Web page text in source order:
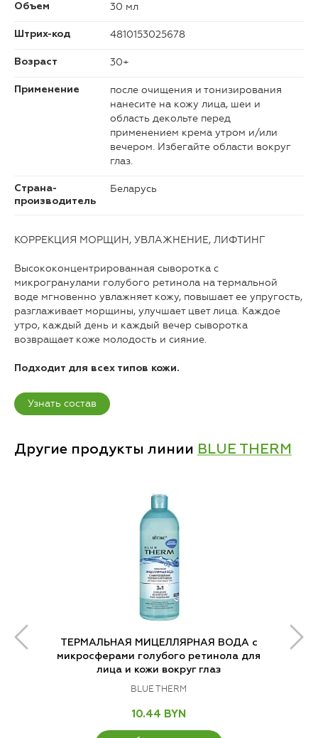
Объем 30 мл
Штрих-код 4810153025678
Возраст 30+
Применение
после очищения и тонизирования
нанесите на кожу лица, шеи и
область декольте перед
применением крема утром и/или
вечером. Избегайте области вокруг
глаз.
Страна-
производитель
Беларусь
КОРРЕКЦИЯ МОРЩИН, УВЛАЖНЕНИЕ, ЛИФТИНГ
Высококонцентрированная сыворотка с
микрогранулами голубого ретинола на термальной
воде мгновенно увлажняет кожу, повышает ее упругость,
разглаживает морщины, улучшает цвет лица. Каждое
утро, каждый день и каждый вечер сыворотка
возвращает коже молодость и сияние.
Подходит для всех типов кожи.
Узнать состав
Другие продукты линии BLUE THERM
ТЕРМАЛЬНАЯ МИЦЕЛЛЯРНАЯ ВОДА с
микросферами голубого ретинола для
лица и кожи вокруг глаз
BLUE THERM
10.44 BYN